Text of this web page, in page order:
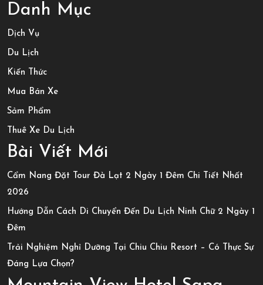
Danh Mục
Dịch Vụ
Du Lịch
Kiến Thức
Mua Bán Xe
Sảm Phẩm
Thuê Xe Du Lịch
Bài Viết Mới
Cẩm Nang Đặt Tour Đà Lạt 2 Ngày 1 Đêm Chi Tiết Nhất
2026
Hướng Dẫn Cách Di Chuyển Đến Du Lịch Ninh Chữ 2 Ngày 1
Đêm
Trải Nghiệm Nghỉ Dưỡng Tại Chiu Chiu Resort – Có Thực Sự
Đáng Lựa Chọn?